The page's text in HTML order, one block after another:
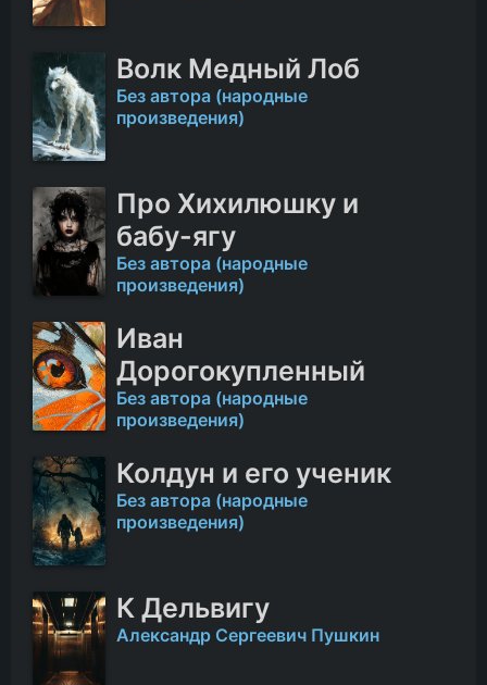
Волк Медный Лоб
Без автора (народные
произведения)
Про Хихилюшку и
бабу-ягу
Без автора (народные
произведения)
Иван
Дорогокупленный
Без автора (народные
произведения)
Колдун и его ученик
Без автора (народные
произведения)
К Дельвигу
Александр Сергеевич Пушкин